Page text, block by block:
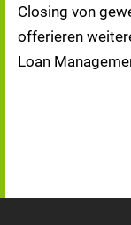
Closing von
offerieren
Loan